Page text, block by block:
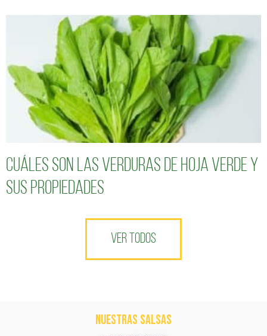
Cuáles son las verduras de hoja verde y
sus propiedades
VER TODOS
NUESTRAS SALSAS